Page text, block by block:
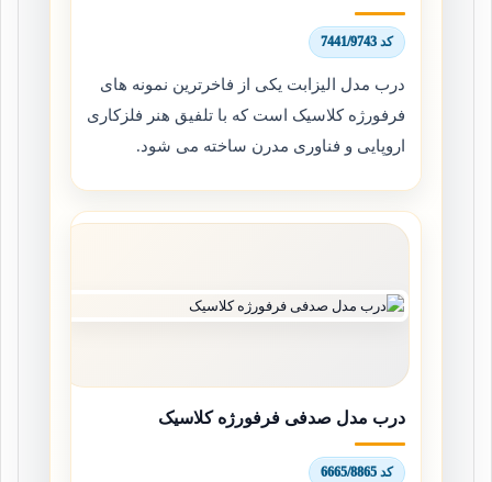
کد 7441/9743
درب مدل الیزابت یکی از فاخرترین نمونه های
فرفورژه کلاسیک است که با تلفیق هنر فلزکاری
اروپایی و فناوری مدرن ساخته می شود.
درب مدل صدفی فرفورژه کلاسیک
کد 6665/8865